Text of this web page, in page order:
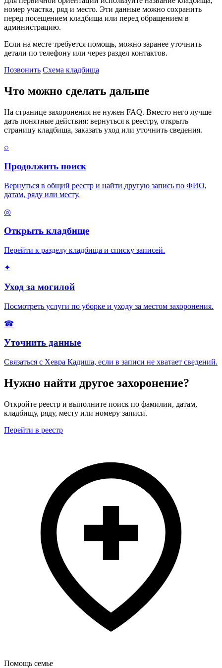
номер участка, ряд и место. Эти данные можно сохранить
перед посещением кладбища или перед обращением в
администрацию.
Если на месте требуется помощь, можно заранее уточнить
детали по телефону или через раздел контактов.
Позвонить Схема кладбища
Что можно сделать дальше
На странице захоронения не нужен FAQ. Вместо него лучше
дать понятные действия: вернуться к реестру, открыть
страницу кладбища, заказать уход или уточнить сведения.
⌕
Продолжить поиск
Вернуться в общий реестр и найти другую запись по ФИО,
датам, ряду или месту.
◎
Открыть кладбище
Перейти к разделу кладбища и списку записей.
✦
Уход за могилой
Посмотреть услуги по уборке и уходу за местом захоронения.
☎
Уточнить данные
Связаться с Хевра Кадиша, если в записи не хватает сведений.
Нужно найти другое захоронение?
Откройте реестр и выполните поиск по фамилии, датам,
кладбищу, ряду, месту или номеру записи.
Перейти в реестр
Помощь семье